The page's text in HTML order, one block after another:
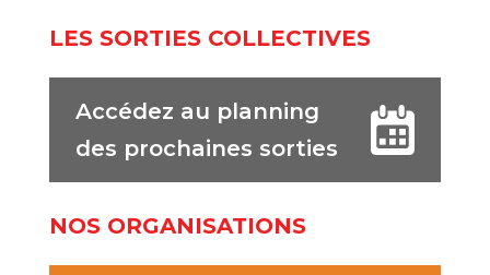
LES SORTIES COLLECTIVES
Accédez au planning
des prochaines sorties
NOS ORGANISATIONS